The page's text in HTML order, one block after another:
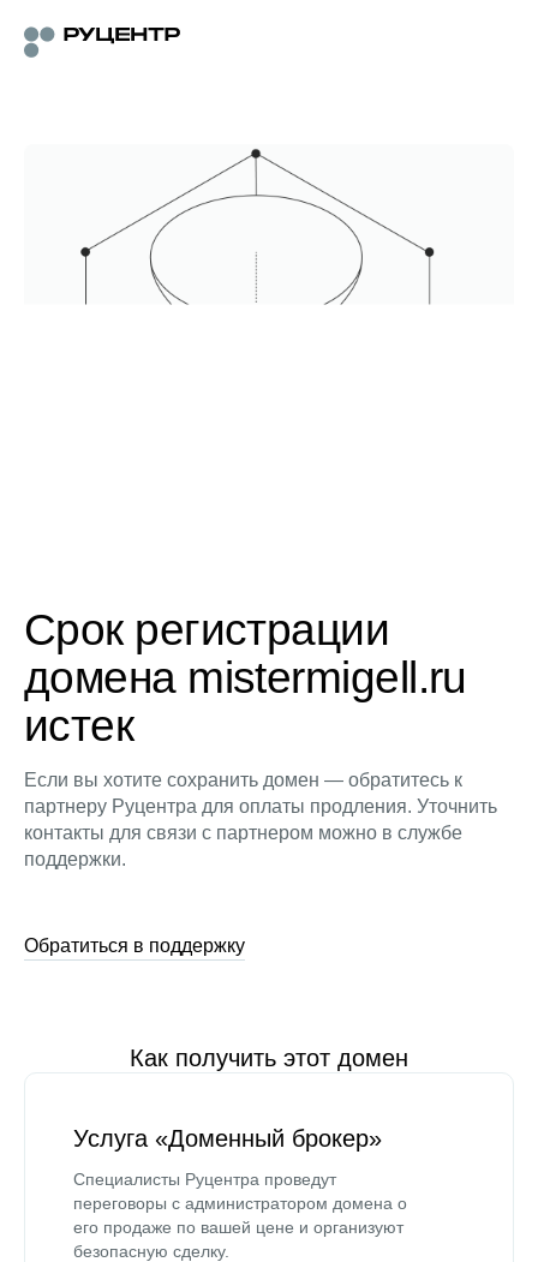
Срок регистрации
домена mistermigell.ru
истек
Если вы хотите сохранить домен — обратитесь к
партнеру Руцентра для оплаты продления. Уточнить
контакты для связи с партнером можно в службе
поддержки.
Обратиться в поддержку
Как получить этот домен
Услуга «Доменный брокер»
Специалисты Руцентра проведут
переговоры с администратором домена о
его продаже по вашей цене и организуют
безопасную сделку.